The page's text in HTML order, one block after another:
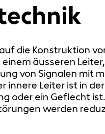
die Konstruktion
äusseren
von Signalen mit
Leiter ist in
oder ein Geflecht
werden